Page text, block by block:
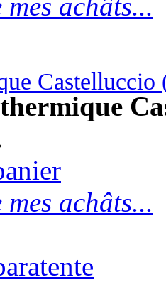
Castelluccio
achâts...